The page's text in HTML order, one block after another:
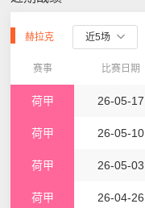
赫拉克 近5场
赛事 比赛日期
荷甲 26-05-17
荷甲 26-05-10
荷甲 26-05-03
荷甲 26-04-26